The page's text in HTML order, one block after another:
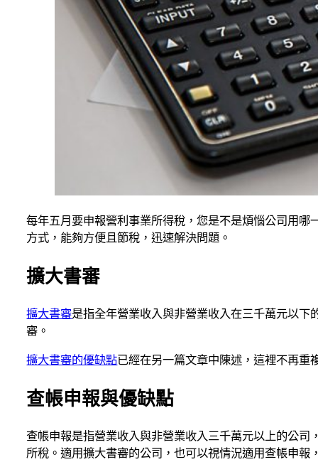
每年五月要申報營利事業所得稅，您是不是煩惱公司用
方式，能夠方便且節稅，迅速解決問題。
擴大書審
擴大書審是指全年營業收入與非營業收入在三千萬元以
審。
擴大書審的優缺點已經在另一篇文章中陳述，這裡不再重
查帳申報與優缺點
查帳申報是指營業收入與非營業收入三千萬元以上的公
所稅。適用擴大書審的公司，也可以視情況適用查帳申